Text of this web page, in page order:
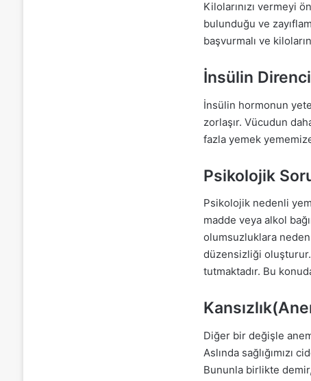
Kilolarınızı vermeyi
bulunduğu ve
başvurmalı ve
İnsülin Direnci
İnsülin hormonun
zorlaşır. Vücudun
fazla yemek
Psikolojik
Psikolojik nedenli
madde veya alkol
olumsuzluklara
düzensizliği
tutmaktadır. Bu
Diğer bir değişle
Aslında sağlığımızı
Bununla birlikte